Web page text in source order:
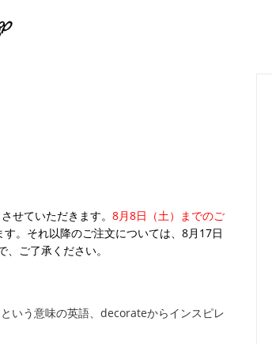
せていただきます。 8月8日（土）までのご
。それ以降のご注文については、8月17日
、ご了承ください。
いう意味の英語、decorateからインスピレ